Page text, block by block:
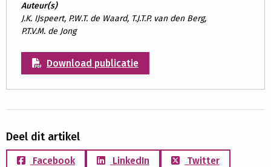
Auteur(s)
J.K. IJspeert, P.W.T. de Waard, T.J.T.P. van den Berg,
P.T.V.M. de Jong
Download publicatie
Deel dit artikel
Facebook LinkedIn
Twitter